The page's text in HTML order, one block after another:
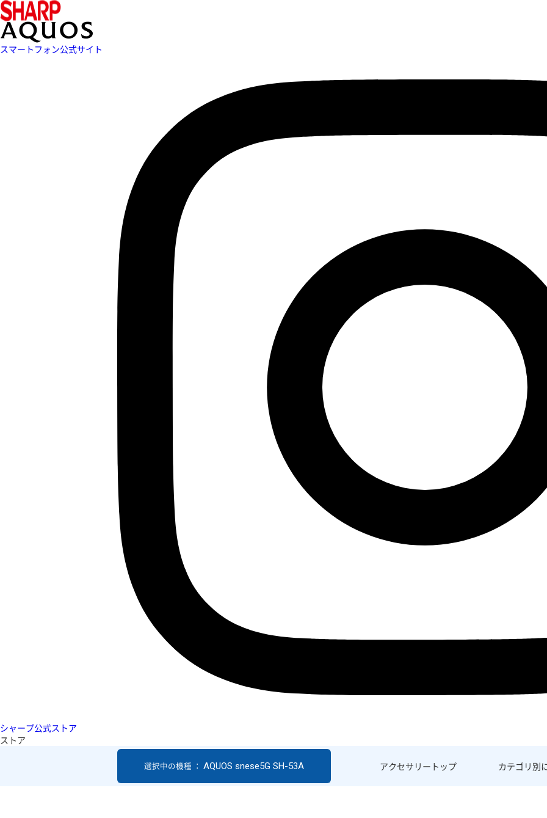
スマートフォン公式サイト
シャープ公式ストア
ストア
アクセサリー トップ カテゴリ別
選択中の機種 ： AQUOS snese5G SH-53A